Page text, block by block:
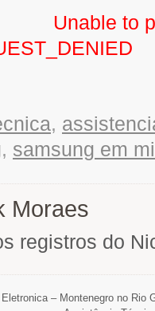
Unable to
,
, samsung em
Moraes
registros do
– Montenegro no Rio